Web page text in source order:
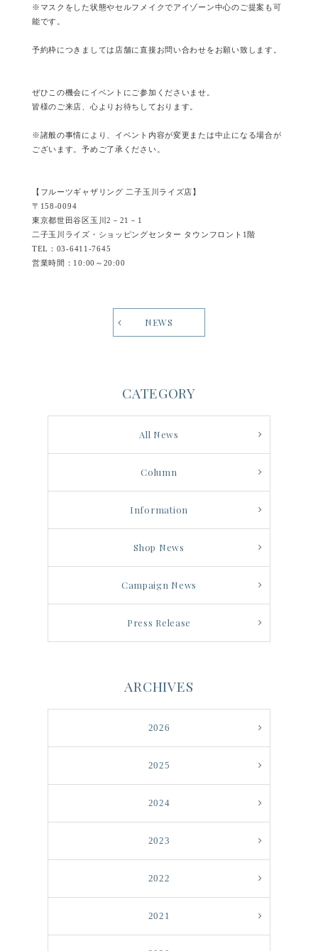
※マスクをした状態やセルフメイクでアイゾーン中心のご提案も可
能です。
予約枠につきましては店舗に直接お問い合わせをお願い致します。
ぜひこの機会にイベントにご参加くださいませ。
皆様のご来店、心よりお待ちしております。
※諸般の事情により、イベント内容が変更または中止になる場合が
ございます。予めご了承ください。
【フルーツギャザリング 二子玉川ライズ店】
〒158-0094
東京都世田谷区玉川2－21－1
二子玉川ライズ・ショッピングセンター タウンフロント1階
TEL：03-6411-7645
営業時間：10:00～20:00
NEWS
CATEGORY
All News
Column
Information
Shop News
Campaign News
Press Release
ARCHIVES
2026
2025
2024
2023
2022
2021